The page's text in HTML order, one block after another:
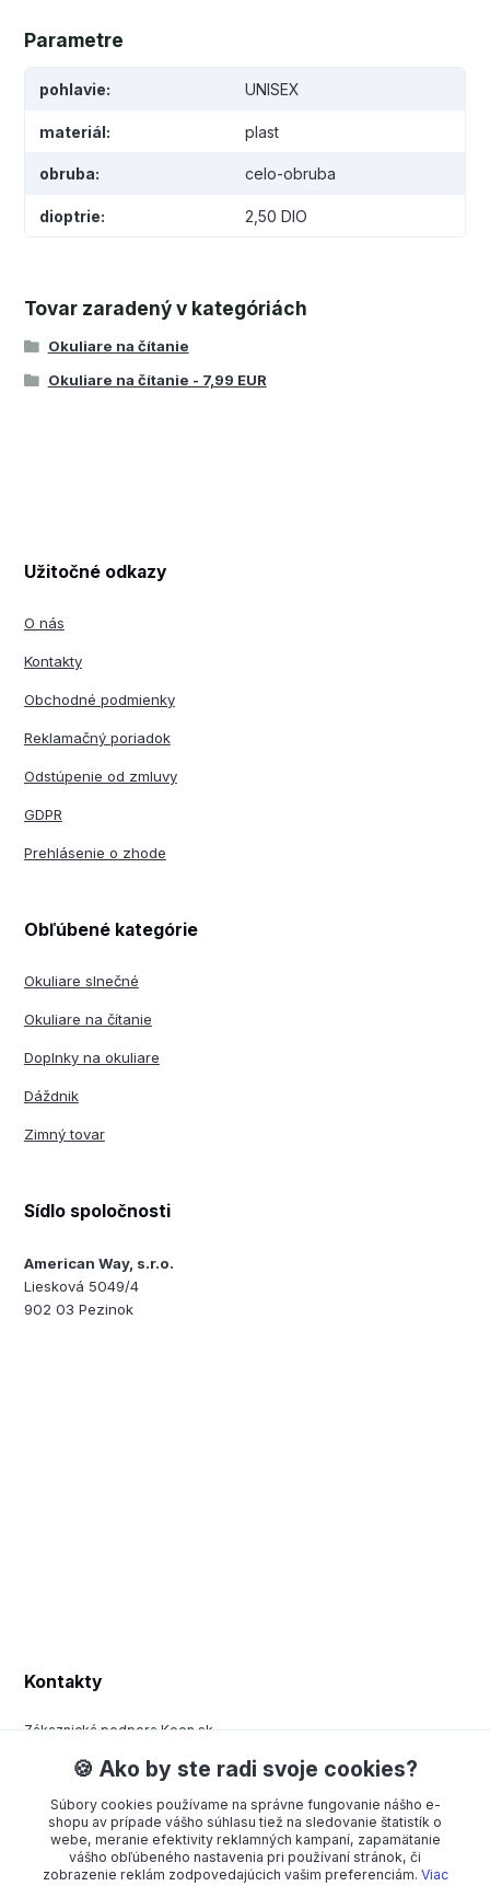
Parametre
pohlavie UNISEX
materiál plast
obruba celo-obruba
dioptrie 2,50 DIO
Tovar zaradený v kategóriách
Okuliare na čítanie
Okuliare na čítanie - 7,99 EUR
Užitočné odkazy
O nás
Kontakty
Obchodné podmienky
Reklamačný poriadok
Odstúpenie od zmluvy
GDPR
Prehlásenie o zhode
Obľúbené kategórie
Okuliare slnečné
Okuliare na čítanie
Doplnky na okuliare
Dáždnik
Zimný tovar
Sídlo spoločnosti
American Way, s.r.o.
Liesková 5049/4
902 03 Pezinok
Kontakty
Zákaznická podpora Keen.sk
+420 377 443 970
(Po-Pá, 8-15 hod.)
order@americanway.sk
🍪 Ako by ste radi svoje cookies?
Súbory cookies používame na správne fungovanie nášho e-
shopu av prípade vášho súhlasu tiež na sledovanie štatistík o
webe, meranie efektivity reklamných kampaní, zapamätanie
vášho obľúbeného nastavenia pri používaní stránok, či
zobrazenie reklám zodpovedajúcich vašim preferenciám. Viac